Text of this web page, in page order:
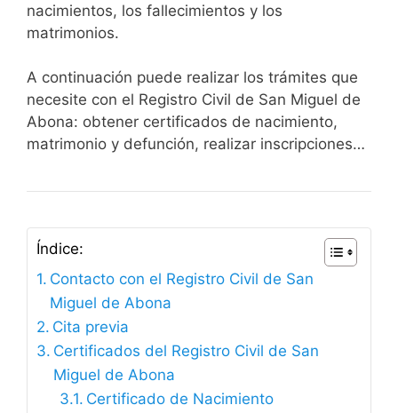
nacimientos, los fallecimientos y los
matrimonios.
A continuación puede realizar los trámites que
necesite con el Registro Civil de San Miguel de
Abona: obtener certificados de nacimiento,
matrimonio y defunción, realizar inscripciones…
Índice:
Contacto con el Registro Civil de San
Miguel de Abona
Cita previa
Certificados del Registro Civil de San
Miguel de Abona
Certificado de Nacimiento